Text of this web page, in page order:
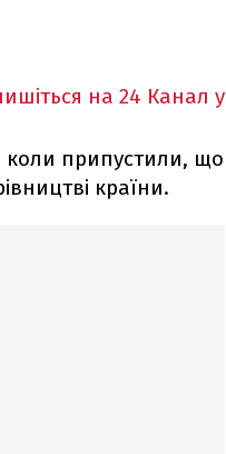
на 24 Канал у
коли припустили, що
країни.